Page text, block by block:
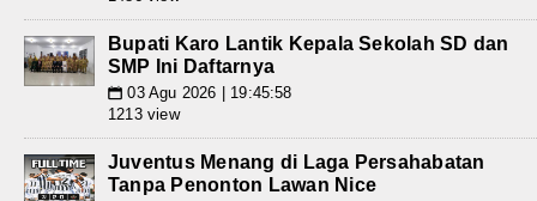
Bupati Karo Lantik Kepala Sekolah SD dan
SMP Ini Daftarnya
📅 03 Agu 2026 | 19:45:58
1213 view
Juventus Menang di Laga Persahabatan
Tanpa Penonton Lawan Nice